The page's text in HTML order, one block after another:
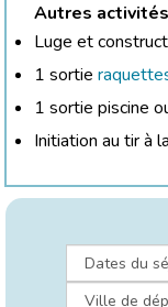
Autres
Luge et
1 sortie
1 sortie piscine
Initiation au tir à